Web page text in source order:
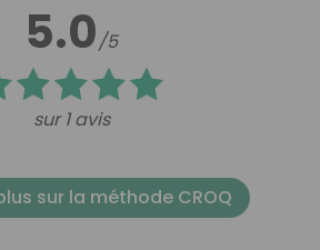
5.0/5
sur 1 avis
sur la méthode CROQ